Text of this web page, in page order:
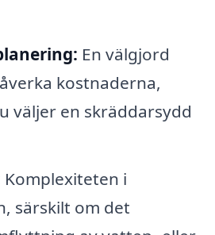
En välgjord
kostnaderna,
väljer en skräddarsydd
Komplexiteten i
särskilt om det